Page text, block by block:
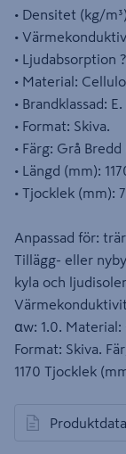
• Densitet (kg/
•
• Ljudabsorption
• Material:
• Brandklassad: E.
• Format: Skiva.
• Färg: Grå
• Längd (mm):
• Tjocklek (mm):
Anpassad för:
Tillägg- eller
kyla och
αw: 1.0. Material:
Format: Skiva.
1170 Tjocklek
öppnas i en ny